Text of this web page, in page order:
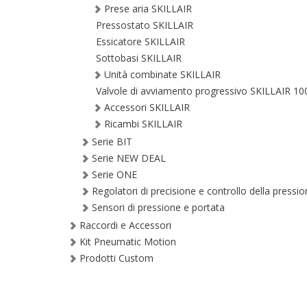
Prese aria SKILLAIR
Pressostato SKILLAIR
Essicatore SKILLAIR
Sottobasi SKILLAIR
Unità combinate SKILLAIR
Valvole di avviamento progressivo SKILLAIR
Accessori SKILLAIR
Ricambi SKILLAIR
Serie BIT
Serie NEW DEAL
Serie ONE
Regolatori di precisione e controllo della
Sensori di pressione e portata
Raccordi e Accessori
Kit Pneumatic Motion
Prodotti Custom